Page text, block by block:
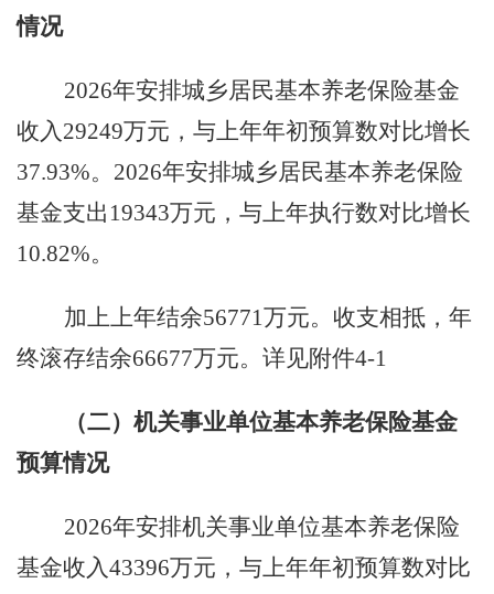
情况
2026年安排城乡居民基本养老保险基金
收入29249万元，与上年年初预算数对比增长
37.93%。 2026年安排城乡居民基本养老保险
基金支出 19343万元，与上年执行数对比增长
10.82%。
加上上年结余56771万元。收支相抵，年
终滚存结余66677万元。详见附件4-1
（二）机关事业单位基本养老保险基金
预算情况
2026年安排机关事业单位基本养老保险
基金收入43396万元，与上年年初预算数对比